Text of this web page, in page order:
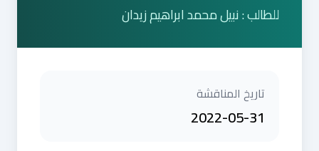
للطالب : نبيل محمد ابراهيم زيدان
تاريخ المناقشة
2022-05-31